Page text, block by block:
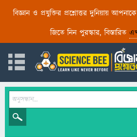
বিজ্ঞান ও প্রযুক্তির প্রশ্নোত্তর দুনিয়ায়
জিতে নিন পুরস্কার, বিস্তারিত